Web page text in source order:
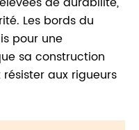
Les bords du
pour une
sa construction
aux rigueurs